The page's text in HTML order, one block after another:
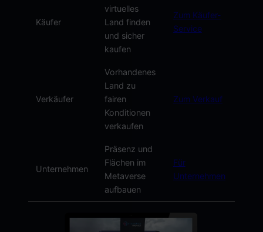
Käufer
virtuelles
Land finden
und sicher
kaufen
Zum Käufer-
Service
Verkäufer
Vorhandenes
Land zu
fairen
Konditionen
verkaufen
Zum Verkauf
Unternehmen
Präsenz und
Flächen im
Metaverse
aufbauen
Für
Unternehmen